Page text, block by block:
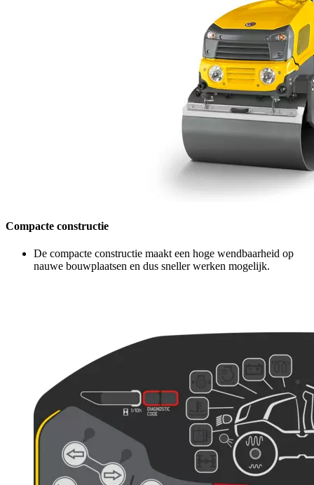
Compacte constructie
De compacte constructie maakt een hoge wendbaarheid op
nauwe bouwplaatsen en dus sneller werken mogelijk.